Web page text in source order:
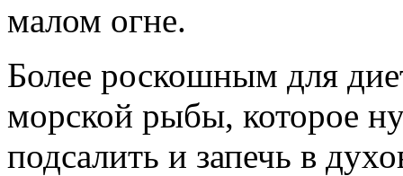
малом огне.
Более роскошным для
морской рыбы, которое
подсалить и запечь в